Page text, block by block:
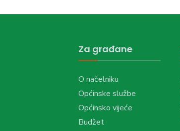
Za građane
O načelniku
Općinske službe
Općinsko vijeće
Budžet